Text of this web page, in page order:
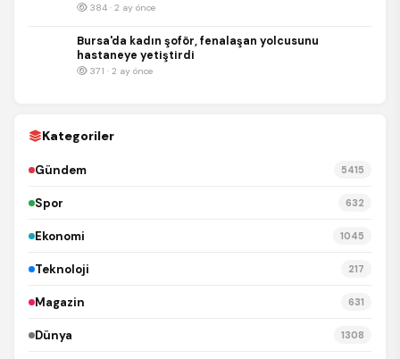
384 · 2 ay önce
Bursa'da kadın şoför, fenalaşan yolcusunu
hastaneye yetiştirdi
371 · 2 ay önce
Kategoriler
Gündem 5415
Spor 632
Ekonomi 1045
Teknoloji 217
Magazin 631
Dünya 1308